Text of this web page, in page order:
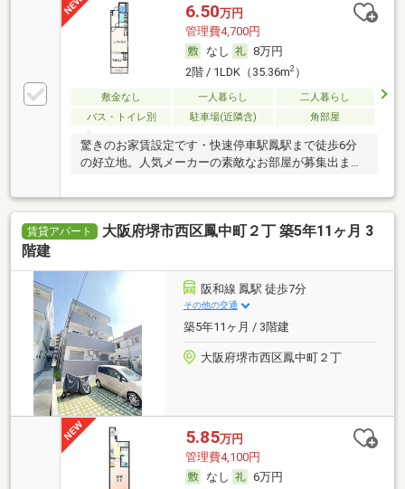
6.50万円
管理費4,700円
なし
8万円
2階 / 1LDK（35.36m2）
敷金なし 一人暮らし
二人暮らし
バス・トイレ別
駐車場(近隣含) 角部屋
驚きのお家賃設定です・快速停車駅鳳駅まで徒歩6分
の好立地。人気メーカーの素敵なお部屋が募集出まし
賃貸アパート
大阪府堺市西区鳳中町２丁 築5年11ヶ月 3
階建
阪和線 鳳駅 徒歩7分
その他の交通
築5年11ヶ月 / 3階建
大阪府堺市西区鳳中町２丁
5.85万円
管理費4,100円
なし
6万円